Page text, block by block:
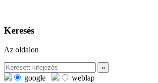
Keresés
Az oldalon
google
weblap